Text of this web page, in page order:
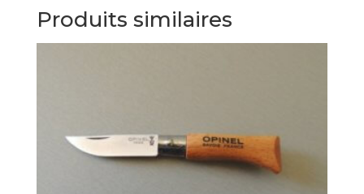
Produits similaires